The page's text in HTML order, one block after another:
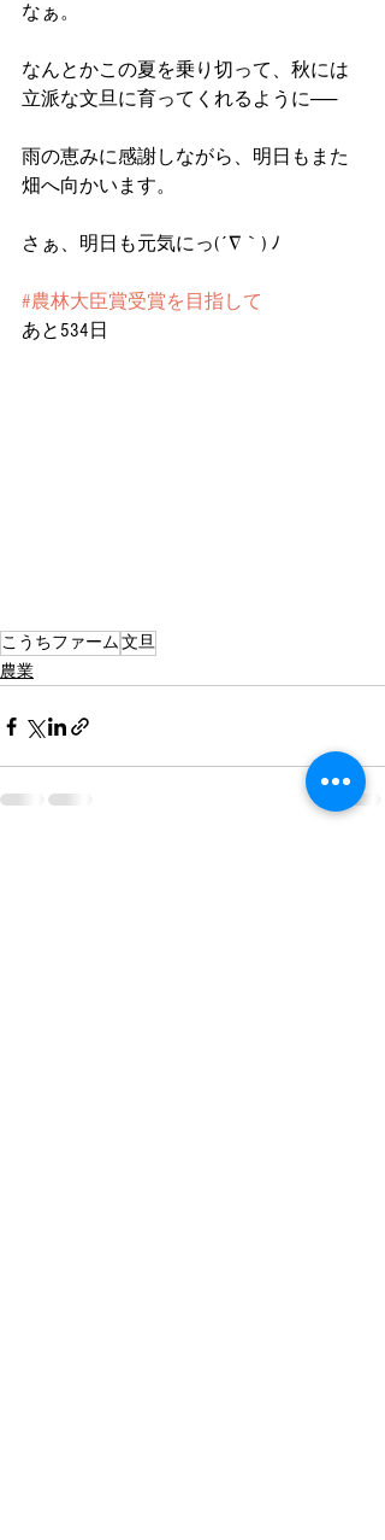
なぁ。
なんとかこの夏を乗り切って、秋には
立派な文旦に育ってくれるように──
雨の恵みに感謝しながら、明日もまた
畑へ向かいます。
さぁ、明日も元気にっ(´∇｀) ﾉ
#農林大臣賞受賞を目指して
あと534日
こうちファーム文旦
農業